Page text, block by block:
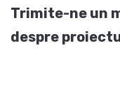
Trimite-ne un
despre